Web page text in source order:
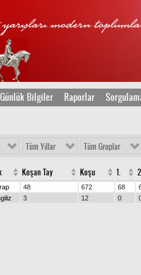
Günlük Bilgiler Raporlar
Tüm Yıllar Tüm Gruplar
Koşan Tay Koşu 1.
48 672 68
3 12 0